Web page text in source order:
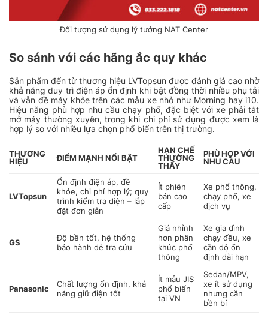
Đối tượng sử dụng lý tưởng NAT Center
So sánh với các hãng ắc quy khác
Sản phẩm đến từ thương hiệu LVTopsun được đánh giá cao nhờ
khả năng duy trì điện áp ổn định khi bật đồng thời nhiều phụ tải
và vẫn đề máy khỏe trên các mẫu xe nhỏ như Morning hay i10.
Hiệu năng phù hợp nhu cầu chạy phố, đặc biệt với xe phải tắt
mở máy thường xuyên, trong khi chi phí sử dụng được xem là
hợp lý so với nhiều lựa chọn phổ biến trên thị trường.
THƯƠNG
HIỆU
ĐIỂM MẠNH NỔI BẬT
HẠN CHẾ
THƯỜNG
THẤY
PHÙ HỢP VỚI
NHU CẦU
LVTopsun
Ổn định điện áp, đề
khỏe, chi phí hợp lý; quy
trình kiểm tra điện – lắp
đặt đơn giản
Ít phiên
bản cao
cấp
Xe phổ thông,
chạy phố, xe
dịch vụ
GS
Độ bền tốt, hệ thống
bảo hành dễ tra cứu
Giá nhỉnh
hơn phân
khúc phổ
thông
Xe gia đình
chạy đều, xe
cần độ ổn
định dài hạn
Panasonic
Chất lượng ổn định, khả
năng giữ điện tốt
Ít mẫu JIS
phổ biến
tại VN
Sedan/MPV,
xe ít sử dụng
nhưng cần
bền bỉ